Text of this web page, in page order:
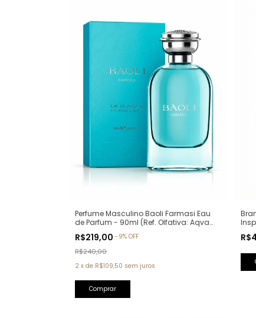
Perfume Masculino Baoli Farmasi Eau
de Parfum - 90ml (Ref. Olfativa: Aqva
R$219,00 -9% OFF
R$240,00
2 x de R$109,50 sem juros